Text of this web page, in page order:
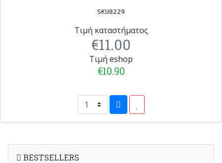
SKU8229
Τιμή καταστήματος
€11.00
Τιμή eshop
€10.90
BESTSELLERS